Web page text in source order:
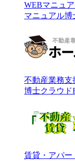
WEBマニュ
マニュアル博
不動産業務支
博士クラウド
賃貸・アパー